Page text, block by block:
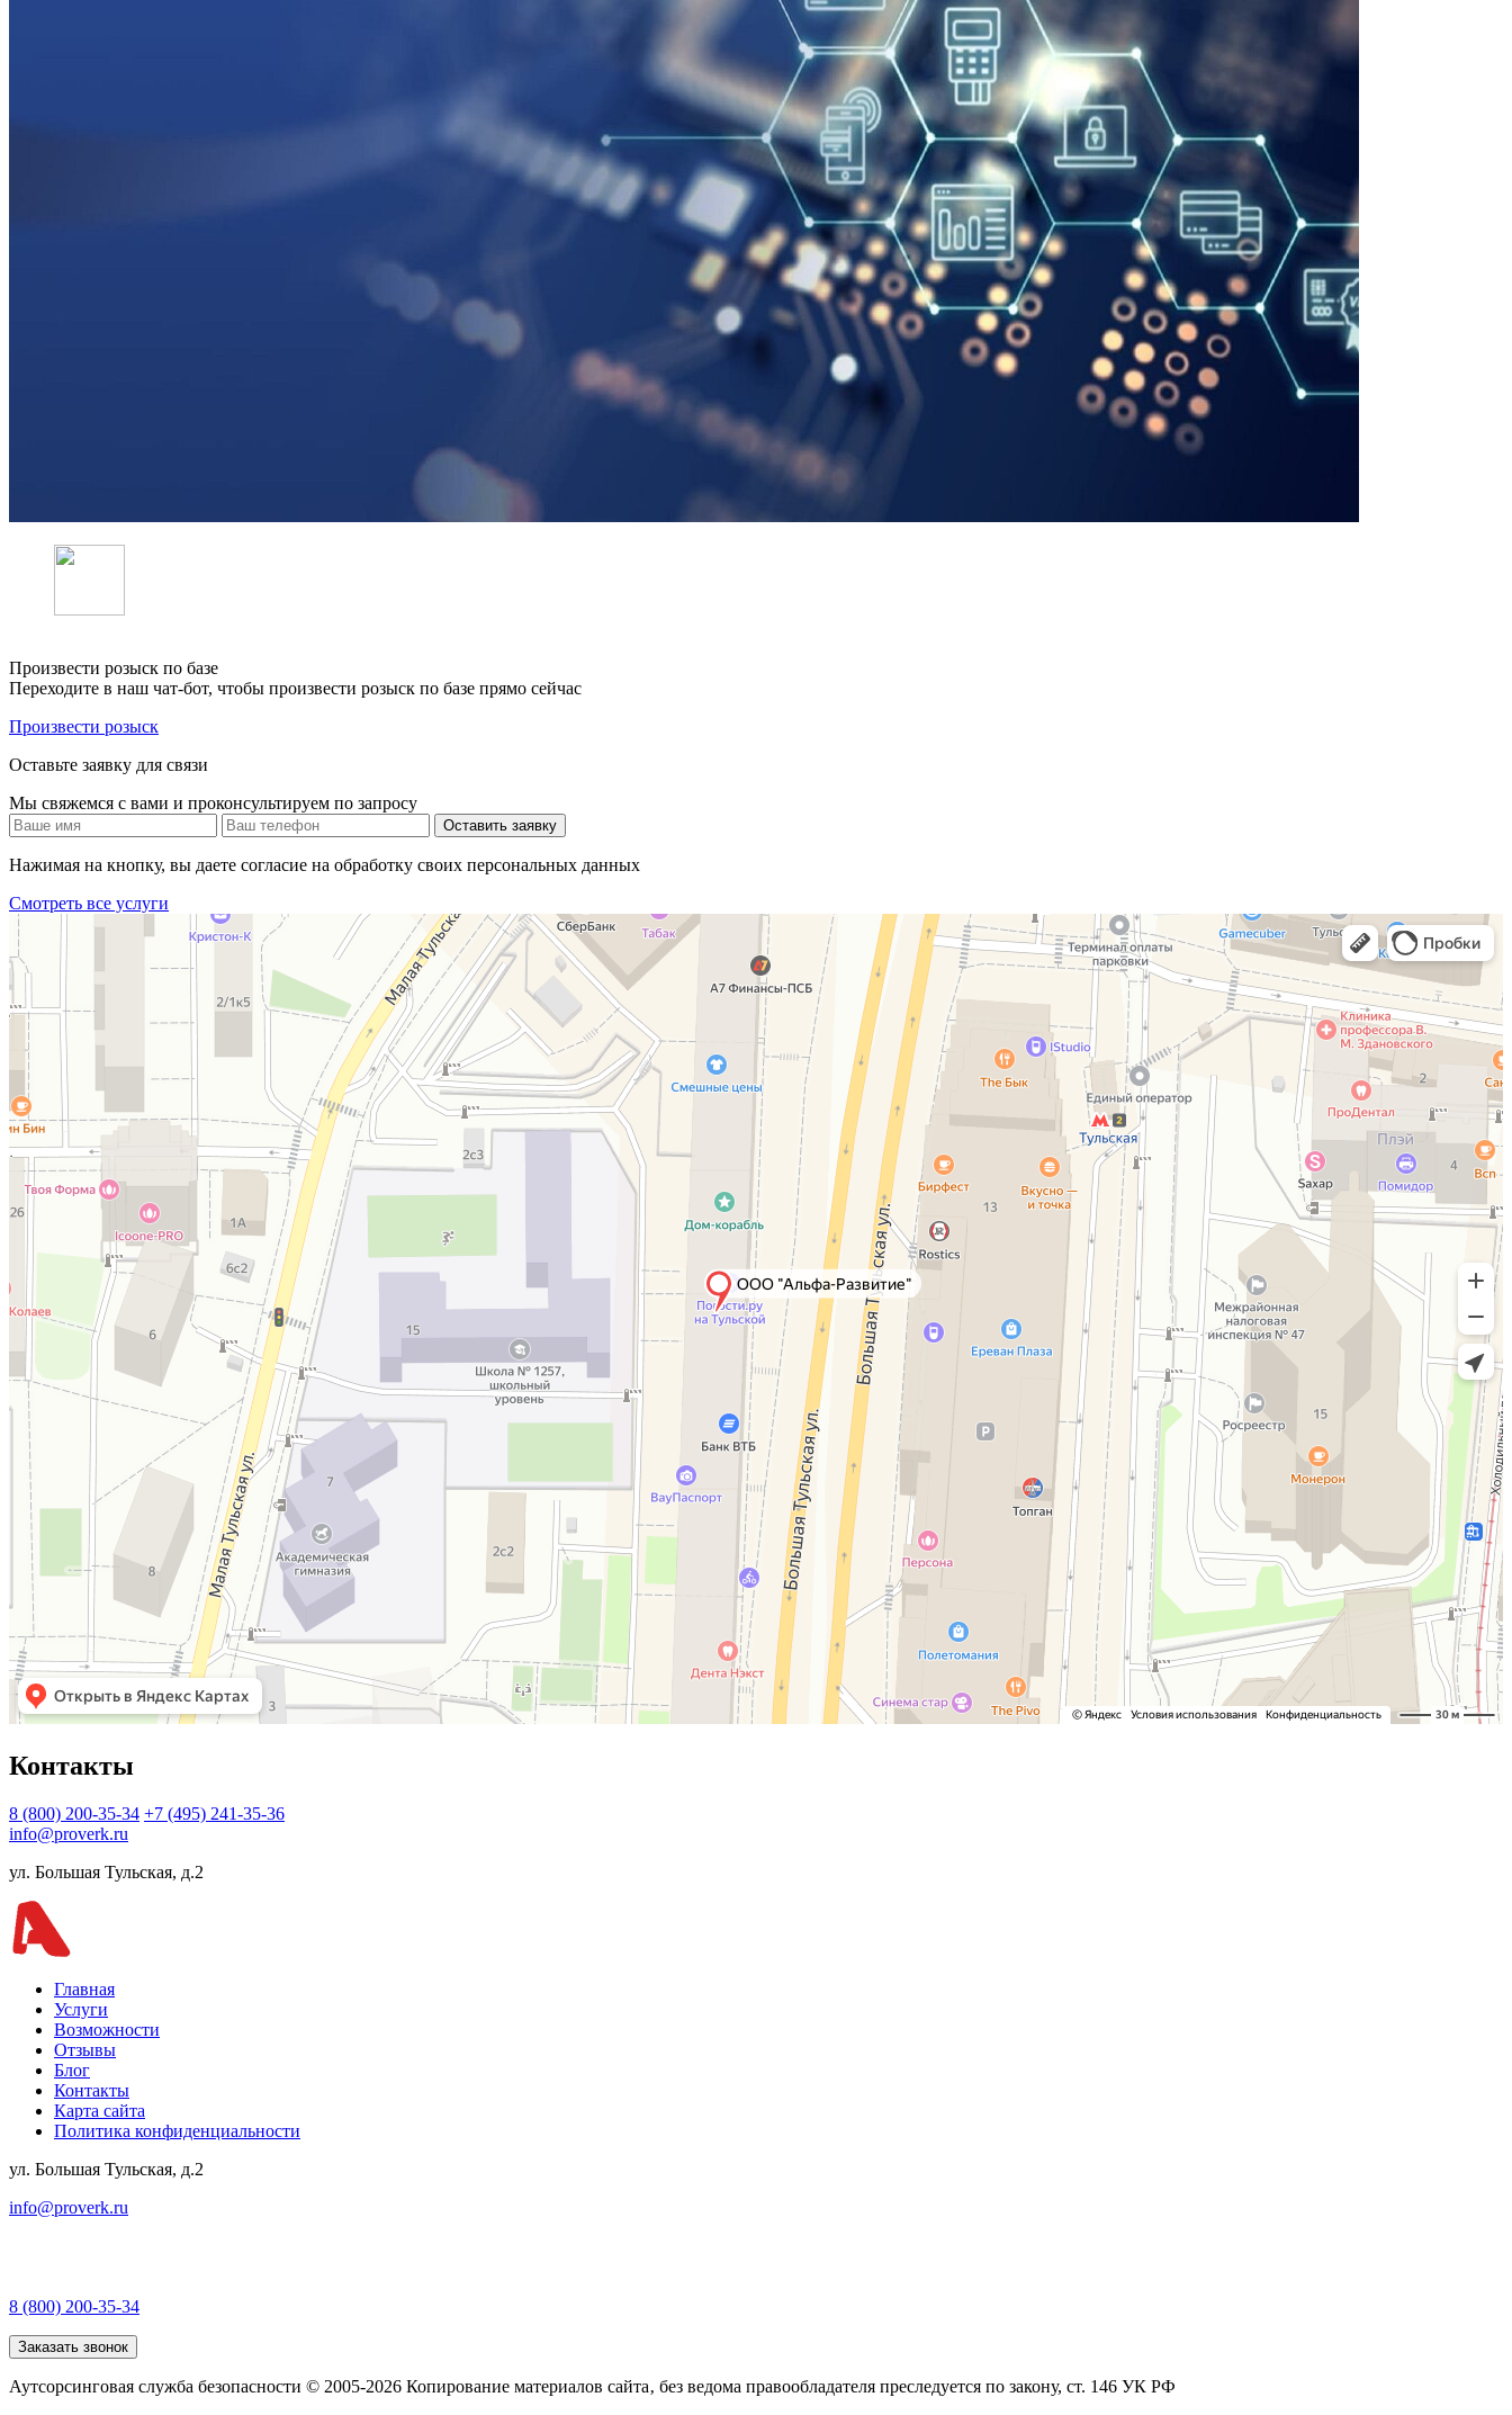
Произвести розыск по базе
Переходите в наш чат-бот, чтобы произвести розыск по базе прямо сейчас
Произвести розыск
Оставьте заявку для связи
Мы свяжемся с вами и проконсультируем по запросу
Оставить заявку
Нажимая на кнопку, вы даете согласие на обработку своих персональных данных
Смотреть все услуги
Контакты
8 (800) 200-35-34 +7 (495) 241-35-36
info@proverk.ru
ул. Большая Тульская, д.2
Главная
Услуги
Возможности
Отзывы
Блог
Контакты
Карта сайта
Политика конфиденциальности
ул. Большая Тульская, д.2
info@proverk.ru
8 (800) 200-35-34
Заказать звонок
Аутсорсинговая служба безопасности © 2005-2026 Копирование материалов сайта‚ без ведома правообладателя преследуется по закону, ст. 146 УК РФ